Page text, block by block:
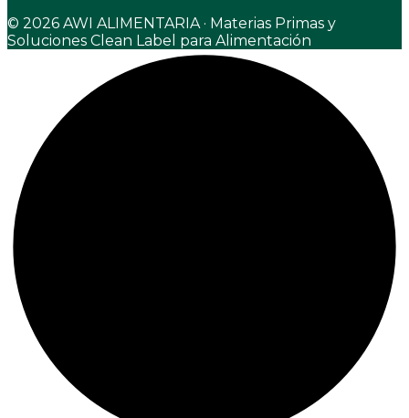
© 2026 AWI ALIMENTARIA · Materias Primas y
Soluciones Clean Label para Alimentación